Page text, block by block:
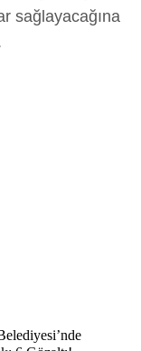
sağlayacağına